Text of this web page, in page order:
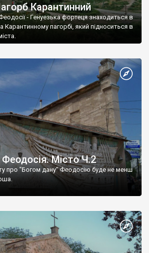
Карантинний
- Генуезька фортеця знаходиться в
Карантинному пагорбі, який підноситься в
Місто Ч.2
про "Богом дану" Феодосію буде не менш